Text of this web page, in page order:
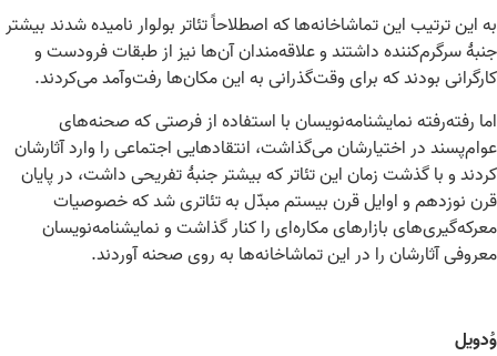
به این ترتیب این تماشاخانه‌ها که اصطلاحاً تئاتر بولوار نامیده شدند بیشتر
جنبهٔ سرگرم‌کننده داشتند و علاقه‌مندان آن‌ها نیز از طبقات فرودست و
کارگرانی بودند که برای وقت‌گذرانی به این مکان‌ها رفت‌وآمد می‌کردند.
اما رفته‌رفته نمایشنامه‌نویسان با استفاده از فرصتی که صحنه‌های
عوام‌پسند در اختیارشان می‌گذاشت، انتقادهایی اجتماعی را وارد آثارشان
کردند و با گذشت زمان این تئاتر که بیشتر جنبهٔ تفریحی داشت، در پایان
قرن نوزدهم و اوایل قرن بیستم مبدّل به تئاتری شد که خصوصیات
معرکه‌گیری‌های بازارهای مکاره‌ای را کنار گذاشت و نمایشنامه‌نویسان
معروفی آثارشان را در این تماشاخانه‌ها به روی صحنه آوردند.
وُدویل